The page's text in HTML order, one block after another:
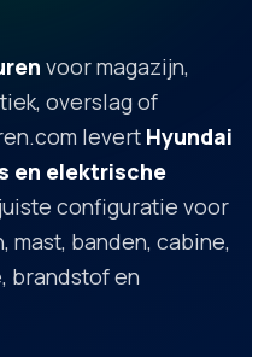
voor magazijn,
overslag of
levert Hyundai
en elektrische
configuratie voor
mast, banden, cabine,
brandstof en